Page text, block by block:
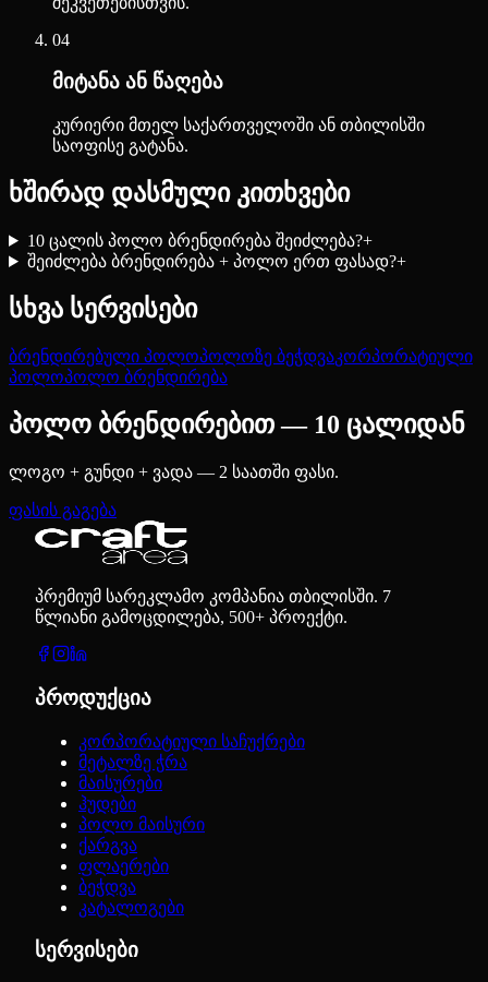
04
მიტანა ან წაღება
კურიერი მთელ საქართველოში ან თბილისში
საოფისე გატანა.
ხშირად დასმული კითხვები
10 ცალის პოლო ბრენდირება შეიძლება?+
შეიძლება ბრენდირება + პოლო ერთ ფასად?+
სხვა სერვისები
ბრენდირებული პოლოპოლოზე ბეჭდვაკორპორატიული
პოლოპოლო ბრენდირება
პოლო ბრენდირებით — 10 ცალიდან
ლოგო + გუნდი + ვადა — 2 საათში ფასი.
ფასის გაგება
პრემიუმ სარეკლამო კომპანია თბილისში. 7
წლიანი გამოცდილება, 500+ პროექტი.
პროდუქცია
კორპორატიული საჩუქრები
მეტალზე ჭრა
მაისურები
ჰუდები
პოლო მაისური
ქარგვა
ფლაერები
ბეჭდვა
კატალოგები
სერვისები